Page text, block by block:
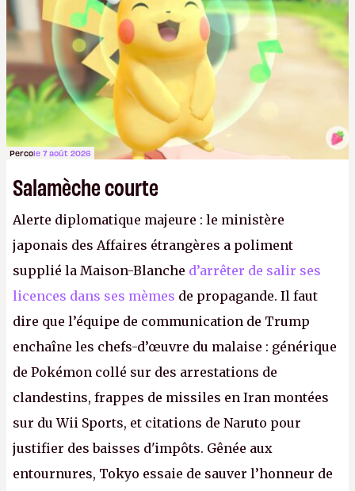
Percole 7 août 2026
Salamèche courte
Alerte diplomatique majeure : le ministère
japonais des Affaires étrangères a poliment
supplié la Maison-Blanche d’arrêter de salir ses
licences dans ses mèmes de propagande. Il faut
dire que l’équipe de communication de Trump
enchaîne les chefs-d’œuvre du malaise : générique
de Pokémon collé sur des arrestations de
clandestins, frappes de missiles en Iran montées
sur du Wii Sports, et citations de Naruto pour
justifier des baisses d'impôts. Gênée aux
entournures, Tokyo essaie de sauver l’honneur de